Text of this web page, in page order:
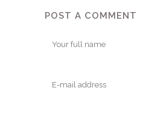
POST A COMMENT